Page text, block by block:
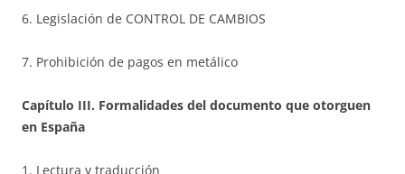
6. Legislación de CONTROL DE CAMBIOS
7. Prohibición de pagos en metálico
Capítulo III. Formalidades del documento que otorguen
en España
1. Lectura y traducción